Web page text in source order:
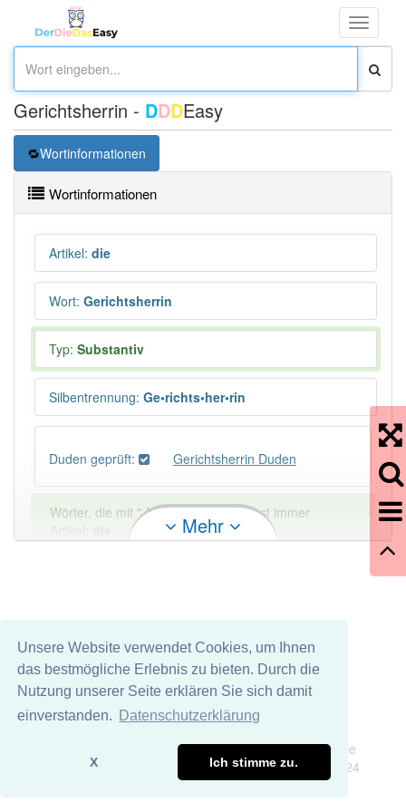
Unsere Website verwendet Cookies, um Ihnen
das bestmögliche Erlebnis zu bieten. Durch die
Nutzung unserer Seite erklären Sie sich damit
einverstanden.
Datenschutzerklärung
X Ich stimme zu.
Toggle
Gerichtsherrin - DDDEasy
Wortinformationen
Wortinformationen
Artikel: die
Wort: Gerichtsherrin
Typ: Substantiv
Silbentrennung: Ge•richts•her•rin
Duden geprüft: Gerichtsherrin Duden
Wörter, die mit "-in" enden, haben fast immer
Artikel:
die
DAS:918Ausnahmen Beispiele
PowerIndex:2
Häufigkeit: 2 von 10
Mehr
Wir übernehmen keine Garantie und keine Haftung für die
Richtigkeit und Vollständigkeit dieser Seite. DDDEasy 2024